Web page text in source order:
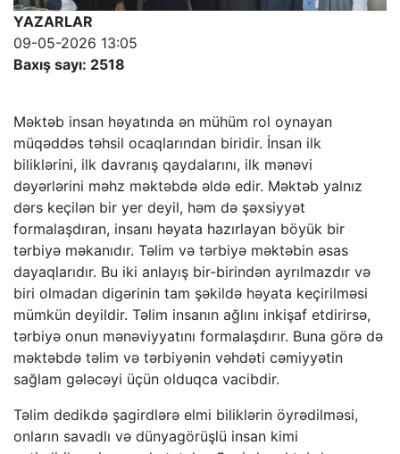
YAZARLAR
09-05-2026 13:05
Baxış sayı: 2518
Məktəb insan həyatında ən mühüm rol oynayan
müqəddəs təhsil ocaqlarından biridir. İnsan ilk
biliklərini, ilk davranış qaydalarını, ilk mənəvi
dəyərlərini məhz məktəbdə əldə edir. Məktəb yalnız
dərs keçilən bir yer deyil, həm də şəxsiyyət
formalaşdıran, insanı həyata hazırlayan böyük bir
tərbiyə məkanıdır. Təlim və tərbiyə məktəbin əsas
dayaqlarıdır. Bu iki anlayış bir-birindən ayrılmazdır və
biri olmadan digərinin tam şəkildə həyata keçirilməsi
mümkün deyildir. Təlim insanın ağlını inkişaf etdirirsə,
tərbiyə onun mənəviyyatını formalaşdırır. Buna görə də
məktəbdə təlim və tərbiyənin vəhdəti cəmiyyətin
sağlam gələcəyi üçün olduqca vacibdir.
Təlim dedikdə şagirdlərə elmi biliklərin öyrədilməsi,
onların savadlı və dünyagörüşlü insan kimi